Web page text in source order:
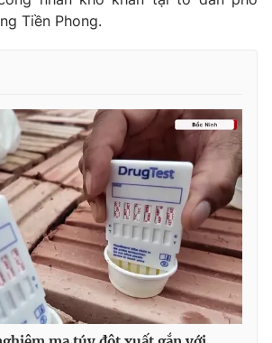
Tiền Phong.